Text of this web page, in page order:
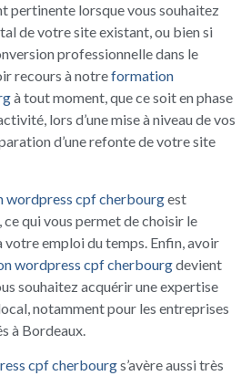
pertinente lorsque vous souhaitez
de votre site existant, ou bien si
professionnelle dans le
recours à notreformation
à tout moment, que ce soit en phase
lors d’une mise à niveau de vos
d’une refonte de votre site
wordpress cpf cherbourgest
ce qui vous permet de choisir le
votre emploi du temps. Enfin, avoir
wordpress cpf cherbourgdevient
souhaitez acquérir une expertise
notamment pour les entreprises
à Bordeaux.
cpf cherbourgs’avère aussi très